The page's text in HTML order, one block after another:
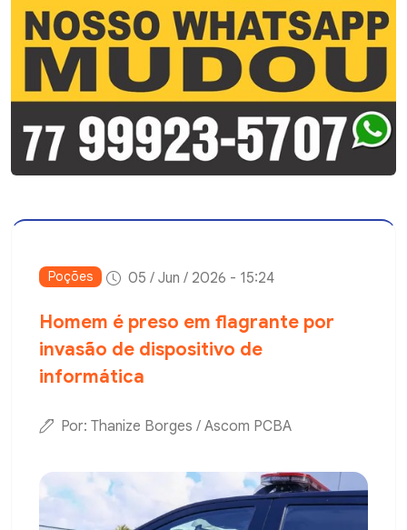
Poções 05 / Jun / 2026 - 15:24
Homem é preso em flagrante por
invasão de dispositivo de
informática
Por: Thanize Borges / Ascom PCBA